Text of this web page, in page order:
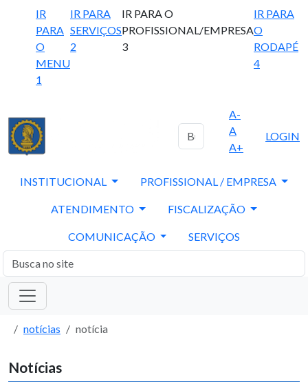
IR
PARA
O
MENU
1
IR PARA
SERVIÇOS
2
IR PARA O
PROFISSIONAL/EMPRESA
3
IR PARA
O
RODAPÉ
4
A-
A
A+
LOGIN
INSTITUCIONAL PROFISSIONAL / EMPRESA
ATENDIMENTO FISCALIZAÇÃO
COMUNICAÇÃO SERVIÇOS
notícias notícia
Notícias